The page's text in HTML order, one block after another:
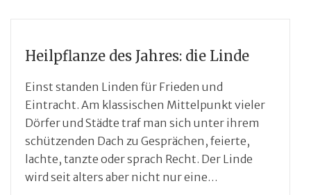
Heilpflanze des Jahres: die Linde
Einst standen Linden für Frieden und
Eintracht. Am klassischen Mittelpunkt vieler
Dörfer und Städte traf man sich unter ihrem
schützenden Dach zu Gesprächen, feierte,
lachte, tanzte oder sprach Recht. Der Linde
wird seit alters aber nicht nur eine…